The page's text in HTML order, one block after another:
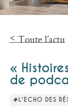
Toute l’actu
«
de
#L'ECHO DES